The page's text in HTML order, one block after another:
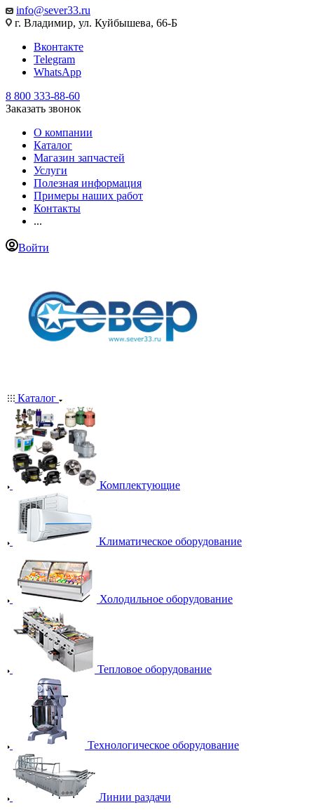
info@sever33.ru
г. Владимир, ул. Куйбышева, 66-Б
Вконтакте
Telegram
WhatsApp
8 800 333-88-60
Заказать звонок
О компании
Каталог
Магазин запчастей
Услуги
Полезная информация
Примеры наших работ
Контакты
...
Войти
Каталог
Комплектующие
Климатическое оборудование
Холодильное оборудование
Тепловое оборудование
Технологическое оборудование
Линии раздачи